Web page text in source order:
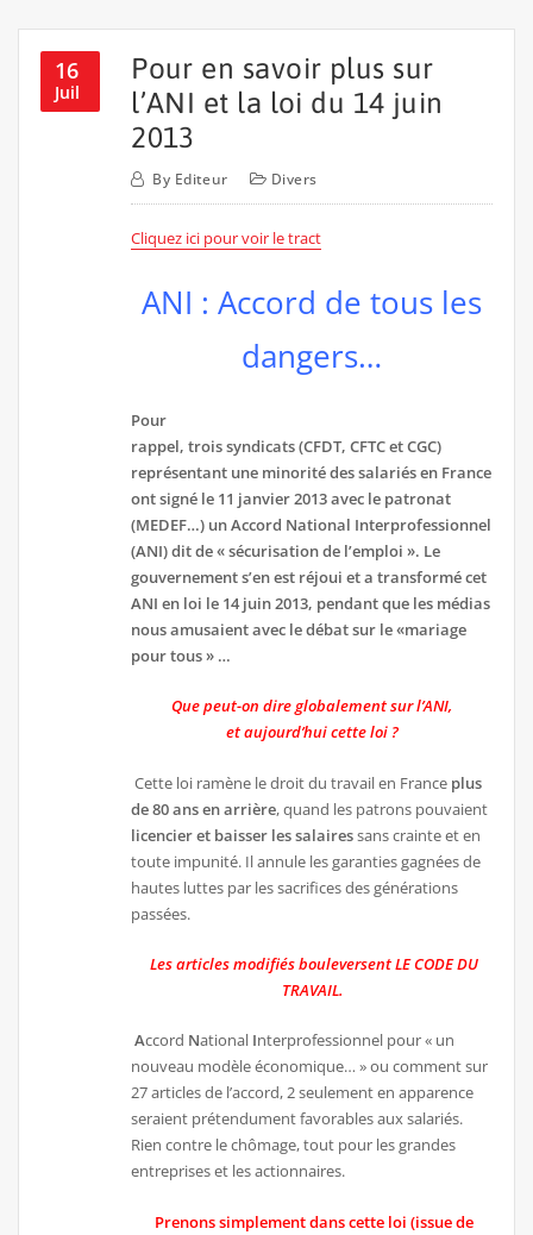
16
Juil
Pour en savoir plus sur
l’ANI et la loi du 14 juin
2013
By Editeur Divers
Cliquez ici pour voir le tract
ANI : Accord de tous les
dangers…
Pour
rappel, trois syndicats (CFDT, CFTC et CGC)
représentant une minorité des salariés en France
ont signé le 11 janvier 2013 avec le patronat
(MEDEF…) un Accord National Interprofessionnel
(ANI) dit de « sécurisation de l’emploi ». Le
gouvernement s’en est réjoui et a transformé cet
ANI en loi le 14 juin 2013, pendant que les médias
nous amusaient avec le débat sur le «mariage
pour tous » …
Que peut-on dire globalement sur l’ANI,
et aujourd’hui cette loi ?
Cette loi ramène le droit du travail en France plus
de80 ans en arrière, quand les patrons pouvaient
licencier et baisser les salairessans crainte et en
toute impunité. Il annule les garanties gagnées de
hautes luttes par les sacrifices des générations
passées.
Les articles modifiés bouleversent LE CODE DU
TRAVAIL.
Accord National Interprofessionnel pour « un
nouveau modèle économique… » ou comment sur
27 articles de l’accord, 2 seulement en apparence
seraient prétendument favorables aux salariés.
Rien contre le chômage, tout pour les grandes
entreprises et les actionnaires.
Prenons simplement dans cette loi (issue de